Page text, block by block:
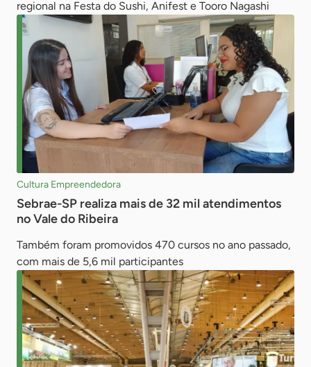
regional na Festa do Sushi, Anifest e Tooro Nagashi
Cultura Empreendedora
Sebrae-SP realiza mais de 32 mil atendimentos
no Vale do Ribeira
Também foram promovidos 470 cursos no ano passado,
com mais de 5,6 mil participantes